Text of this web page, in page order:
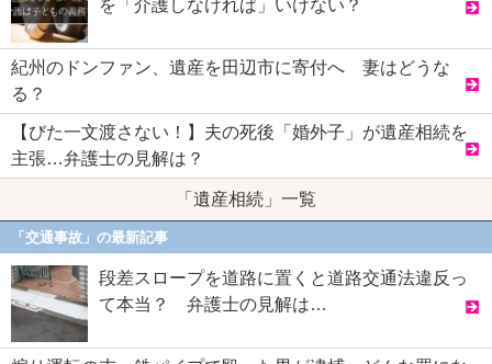
を「介護しなければ」いけない？
紀州のドンファン、遺産を田辺市に寄付へ 妻はどうな
る？
【びた一文渡さない！】夫の死後「婚外子」が遺産相続を
主張…弁護士の見解は？
「遺産相続」一覧
「交通事故」の最新記事
段差スロープを道路に置くと道路交通法違反っ
て本当？ 弁護士の見解は…